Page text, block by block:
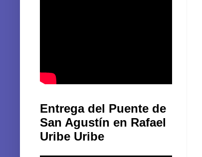
Entrega del Puente de
San Agustín en Rafael
Uribe Uribe